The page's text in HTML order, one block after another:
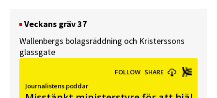
Veckans gräv 37
Wallenbergs bolagsräddning och Kristerssons
glassgate